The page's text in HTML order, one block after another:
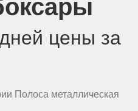
цены за
Полоса металлическая